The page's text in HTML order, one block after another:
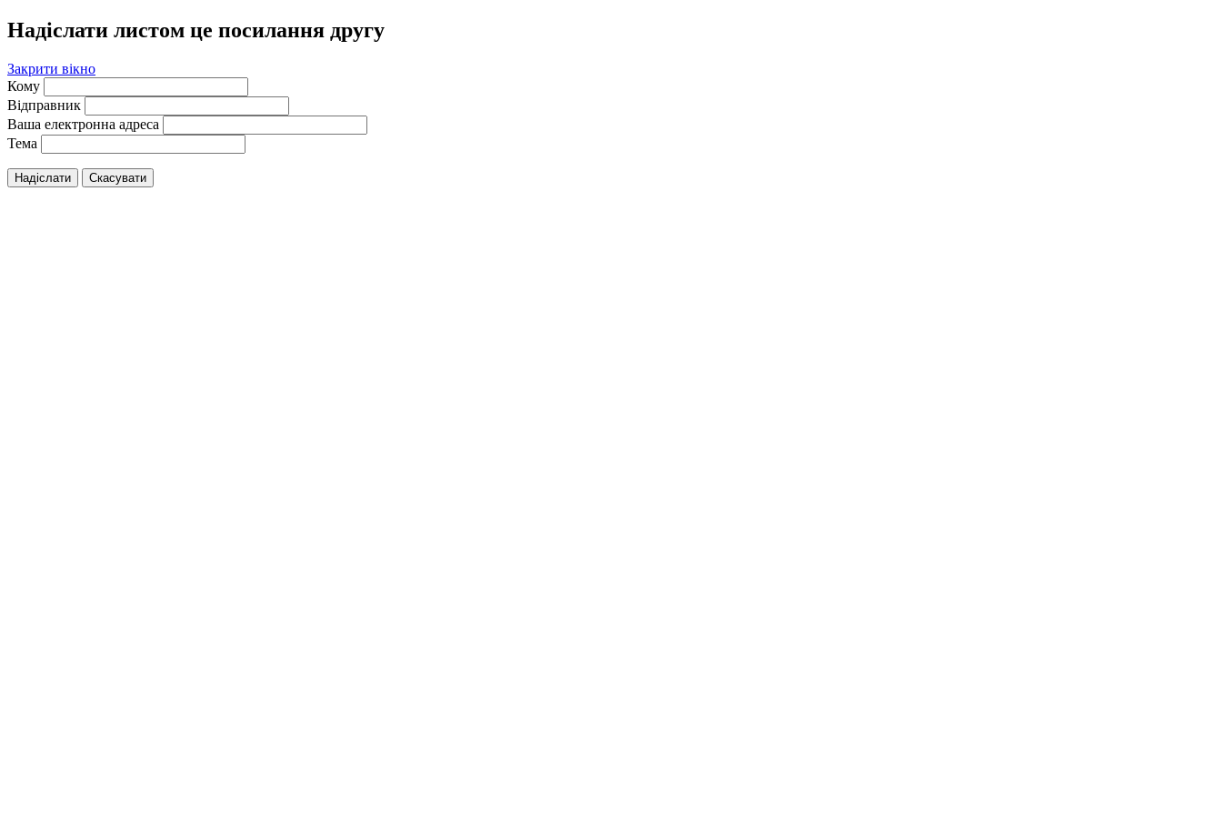
Надіслати листом це посилання другу
Закрити вікно
Кому
Відправник
Ваша електронна адреса
Тема
Надіслати Скасувати